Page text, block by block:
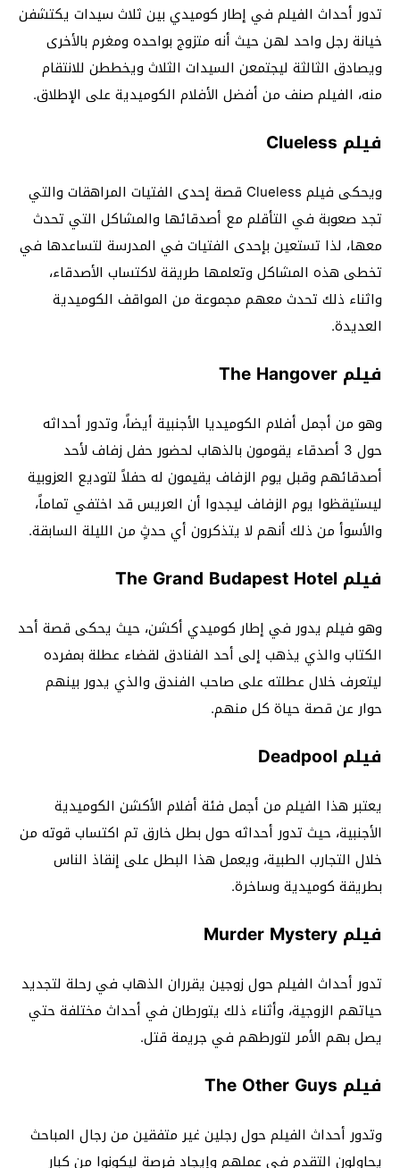
تدور أحداث الفيلم في إطار كوميدي بين ثلاث سيدات يكتشفن
خيانة رجل واحد لهن حيث أنه متزوج بواحده ومغرم بالأخرى
ويصادق الثالثة ليجتمعن السيدات الثلاث ويخططن للانتقام
منه، الفيلم صنف من أفضل الأفلام الكوميدية على الإطلاق.
فيلم Clueless
ويحكى فيلم Clueless قصة إحدى الفتيات المراهقات والتي
تجد صعوبة في التأقلم مع أصدقائها والمشاكل التي تحدث
معها، لذا تستعين بإحدى الفتيات في المدرسة لتساعدها في
تخطى هذه المشاكل وتعلمها طريقة لاكتساب الأصدقاء،
واثناء ذلك تحدث معهم مجموعة من المواقف الكوميدية
العديدة.
فيلم The Hangover
وهو من أجمل أفلام الكوميديا الأجنبية أيضاً، وتدور أحداثه
حول 3 أصدقاء يقومون بالذهاب لحضور حفل زفاف لأحد
أصدقائهم وقبل يوم الزفاف يقيمون له حفلاً لتوديع العزوبية
ليستيقظوا يوم الزفاف ليجدوا أن العريس قد اختفي تماماً،
والأسوأ من ذلك أنهم لا يتذكرون أي حدثٍ من الليلة السابقة.
فيلم The Grand Budapest Hotel
وهو فيلم يدور في إطار كوميدي أكشن، حيث يحكى قصة أحد
الكتاب والذي يذهب إلى أحد الفنادق لقضاء عطلة بمفرده
ليتعرف خلال عطلته على صاحب الفندق والذي يدور بينهم
حوار عن قصة حياة كل منهم.
فيلم Deadpool
يعتبر هذا الفيلم من أجمل فئة أفلام الأكشن الكوميدية
الأجنبية، حيث تدور أحداثه حول بطل خارق تم اكتساب قوته من
خلال التجارب الطبية، ويعمل هذا البطل على إنقاذ الناس
بطريقة كوميدية وساخرة.
فيلم Murder Mystery
تدور أحداث الفيلم حول زوجين يقرران الذهاب في رحلة لتجديد
حياتهم الزوجية، وأثناء ذلك يتورطان في أحداث مختلفة حتي
يصل بهم الأمر لتورطهم في جريمة قتل.
فيلم The Other Guys
وتدور أحداث الفيلم حول رجلين غير متفقين من رجال المباحث
يحاولون التقدم في عملهم وإيجاد فرصة ليكونوا من كبار